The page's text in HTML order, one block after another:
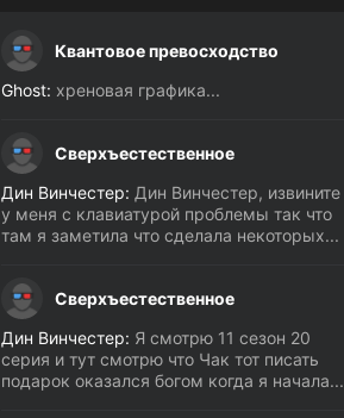
Квантовое превосходство
Ghost: хреновая графика...
Сверхъестественное
Дин Винчестер: Дин Винчестер, извините
у меня с клавиатурой проблемы так что
там я заметила что сделала некоторых...
Сверхъестественное
Дин Винчестер: Я смотрю 11 сезон 20
серия и тут смотрю что Чак тот писать
подарок оказался богом когда я начала...